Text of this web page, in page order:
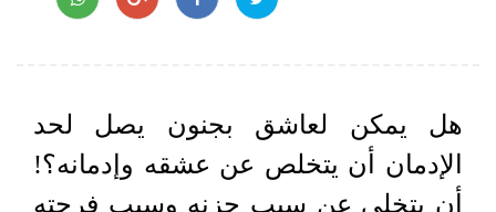
هل يمكن لعاشق بجنون يصل لحد
الإدمان أن يتخلص عن عشقه وإدمانه؟!
أن يتخلى عن سبب حزنه وسبب فرحته